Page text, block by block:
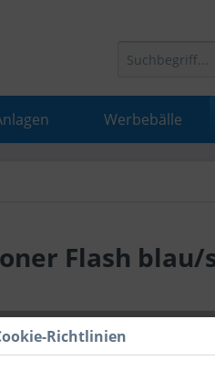
Werbebälle
Flash blau/
Richtlinien